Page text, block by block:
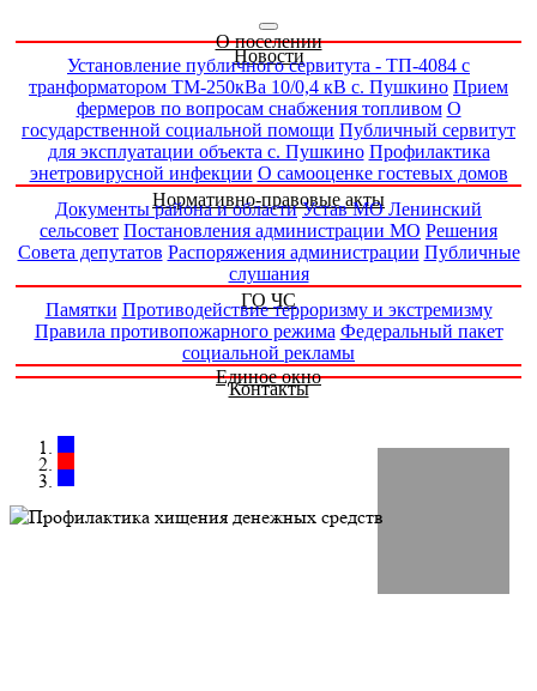
О поселении
Новости
Установление публичного сервитута - ТП-4084 с
транформатором ТМ-250кВа 10/0,4 кВ с. Пушкино Прием
фермеров по вопросам снабжения топливом О
государственной социальной помощи Публичный сервитут
для эксплуатации объекта с. Пушкино Профилактика
энетровирусной инфекции О самооценке гостевых домов
Нормативно-правовые акты
Документы района и области Устав МО Ленинский
сельсовет Постановления администрации МО Решения
Совета депутатов Распоряжения администрации Публичные
слушания
ГО ЧС
Памятки Противодействие терроризму и экстремизму
Правила противопожарного режима Федеральный пакет
социальной рекламы
Единое окно
Контакты